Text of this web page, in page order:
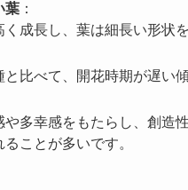
葉 ：
成長し、葉は細長い形状
比べて、開花時期が遅い
や多幸感をもたらし、創造
ことが多いです。